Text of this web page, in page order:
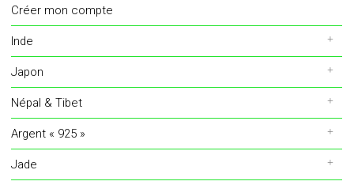
Créer mon compte
Inde
Japon
Népal & Tibet
Argent « 925 »
Jade